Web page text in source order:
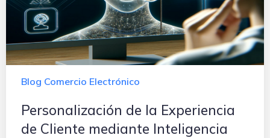
Blog Comercio Electrónico
Personalización de la Experiencia
de Cliente mediante Inteligencia